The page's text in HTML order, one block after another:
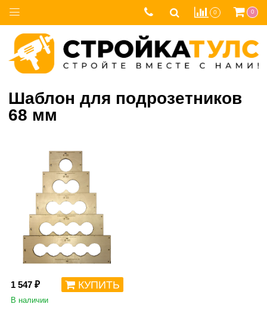
0 0
Шаблон для подрозетников
68 мм
1 547 ₽ КУПИТЬ
В наличии